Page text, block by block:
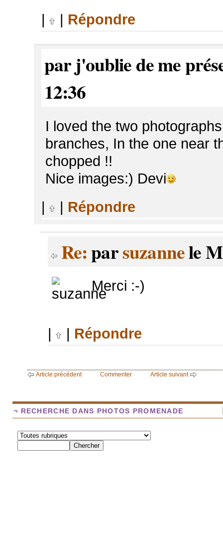
|
| Répondre
par j'oublie de me
12:36
I loved the two
branches, In the one near
chopped !!
Nice images:) Devi
|
| Répondre
Re:parsuzannele
Merci :-)
| | Répondre
Article précédent Commenter Article suivant
¬ RECHERCHE DANS PHOTOS PROMENADE